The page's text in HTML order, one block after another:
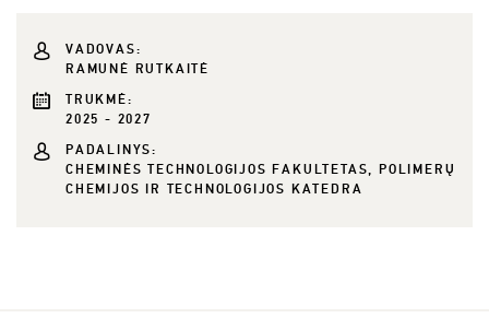
VADOVAS:
RAMUNĖ RUTKAITĖ
TRUKMĖ:
2025 - 2027
PADALINYS:
CHEMINĖS TECHNOLOGIJOS FAKULTETAS, POLIMERŲ
CHEMIJOS IR TECHNOLOGIJOS KATEDRA